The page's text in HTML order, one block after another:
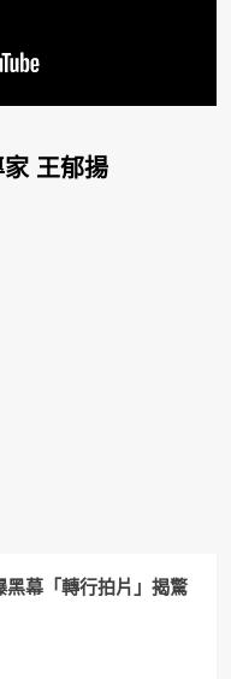
王郁揚
幕「轉行拍片」揭驚